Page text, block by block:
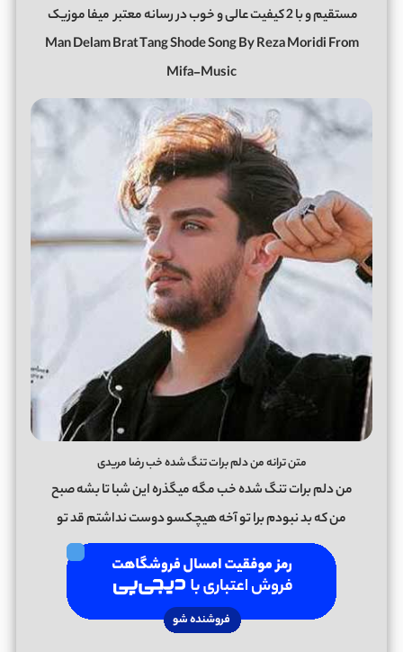
مستقیم و با 2 کیفیت عالی و خوب در رسانه معتبر
میفا موزیک
Man Delam Brat Tang Shode Song By Reza Moridi From
Mifa-Music
متن ترانه من دلم برات تنگ شده خب رضا مریدی
من دلم برات تنگ شده خب مگه میگذره این شبا تا بشه صبح
من که بد نبودم برا تو آخه هیچکسو دوست نداشتم قد تو